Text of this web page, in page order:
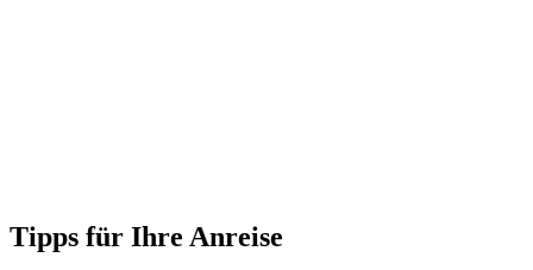
Tipps für Ihre Anreise